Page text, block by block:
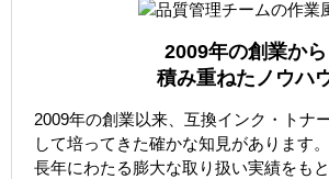
2009年の創業から
積み重ねたノウハ
2009年の創業以来、互換インク・トナ
して培ってきた確かな知見があります。
長年にわたる膨大な取り扱い実績をも